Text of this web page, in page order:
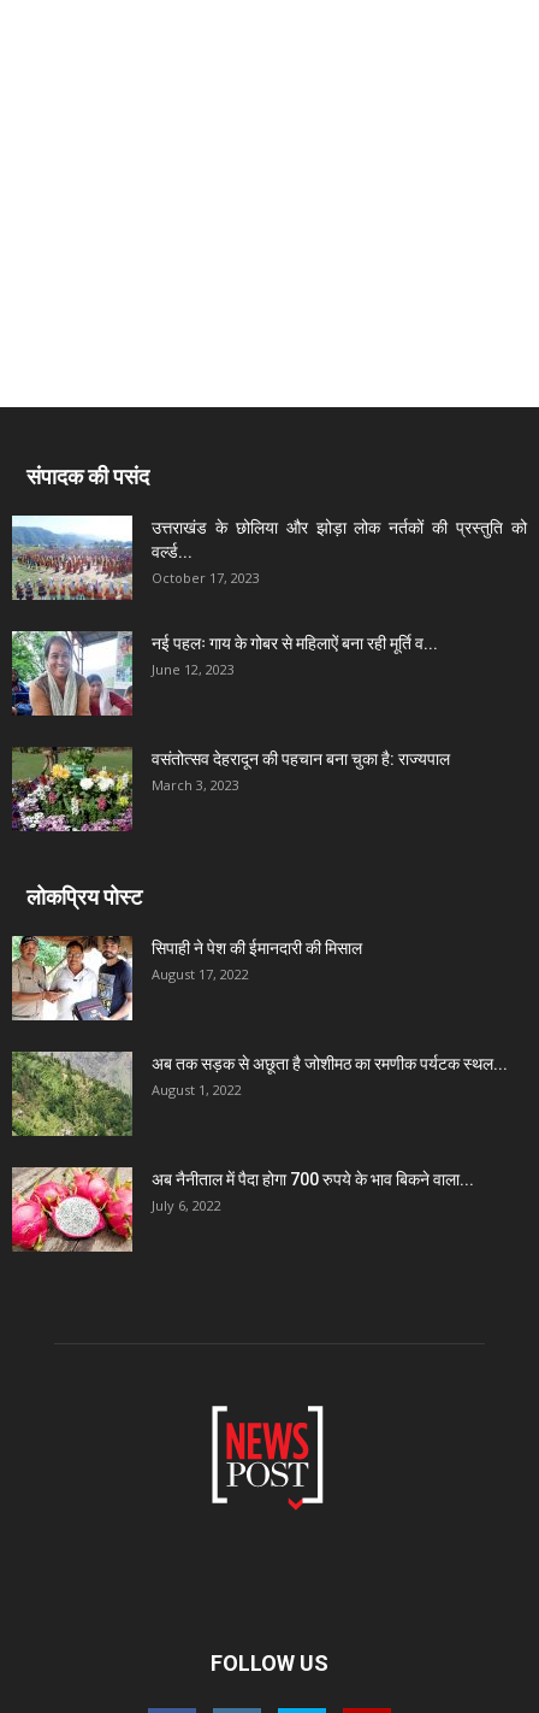
संपादक की पसंद
उत्तराखंड के छोलिया और झोड़ा लोक नर्तकों की प्रस्तुति को
वर्ल्ड...
October 17, 2023
नई पहलः गाय के गोबर से महिलाऐं बना रही मूर्ति व...
June 12, 2023
वसंतोत्सव देहरादून की पहचान बना चुका है: राज्यपाल
March 3, 2023
लोकप्रिय पोस्ट
सिपाही ने पेश की ईमानदारी की मिसाल
August 17, 2022
अब तक सड़क से अछूता है जोशीमठ का रमणीक पर्यटक स्थल...
August 1, 2022
अब नैनीताल में पैदा होगा 700 रुपये के भाव बिकने वाला...
July 6, 2022
FOLLOW US